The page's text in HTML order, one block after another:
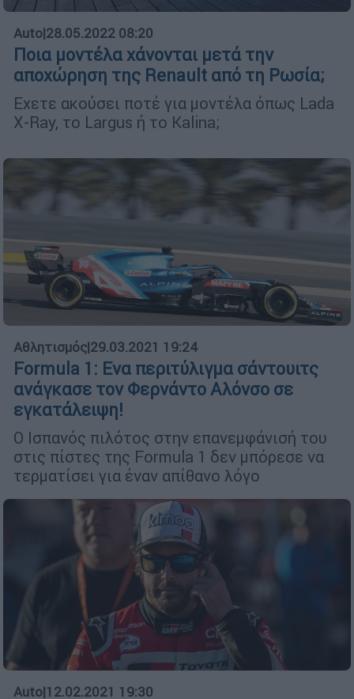
Auto|28.05.2022 08:20
Ποια μοντέλα χάνονται μετά την
αποχώρηση της Renault από τη Ρωσία;
Εχετε ακούσει ποτέ για μοντέλα όπως Lada
X-Ray, το Largus ή το Kalina;
Αθλητισμός|29.03.2021 19:24
Formula 1: Ενα περιτύλιγμα σάντουιτς
ανάγκασε τον Φερνάντο Αλόνσο σε
εγκατάλειψη!
Ο Ισπανός πιλότος στην επανεμφάνισή του
στις πίστες της Formula 1 δεν μπόρεσε να
τερματίσει για έναν απίθανο λόγο
Auto|12.02.2021 19:30